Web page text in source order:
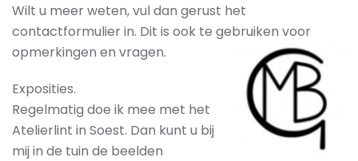
Wilt u meer weten, vul dan gerust het
contactformulier in. Dit is ook te gebruiken voor
opmerkingen en vragen.
Exposities.
Regelmatig doe ik mee met het
Atelierlint in Soest. Dan kunt u bij
mij in de tuin de beelden